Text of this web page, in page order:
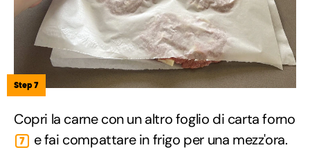
Step 7
Copri la carne con un altro foglio di carta forno
7 e fai compattare in frigo per una mezz'ora.